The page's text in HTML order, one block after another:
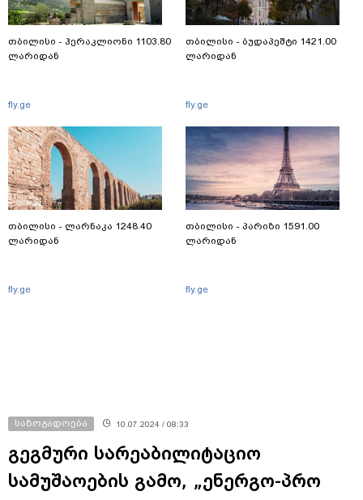
თბილისი - ჰერაკლიონი 1103.80
ლარიდან
fly.ge
თბილისი - ლარნაკა 1248.40
ლარიდან
fly.ge
თბილისი - ბუდაპეშტი 1421.00
ლარიდან
fly.ge
თბილისი - პარიზი 1591.00
ლარიდან
fly.ge
საზოგადოება 10.07.2024 / 08:33
გეგმური სარეაბილიტაციო
სამუშაოების გამო, „ენერგო-პრო